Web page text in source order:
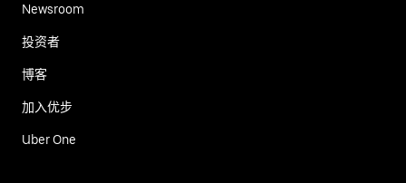
Newsroom
投资者
博客
加入优步
Uber One